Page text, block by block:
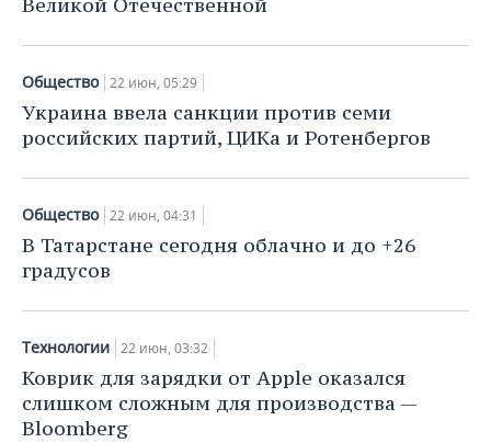
Великой Отечественной
Общество 22 июн, 05:29
Украина ввела санкции против семи
российских партий, ЦИКа и Ротенбергов
Общество 22 июн, 04:31
В Татарстане сегодня облачно и до +26
градусов
Технологии 22 июн, 03:32
Коврик для зарядки от Apple оказался
слишком сложным для производства —
Bloomberg